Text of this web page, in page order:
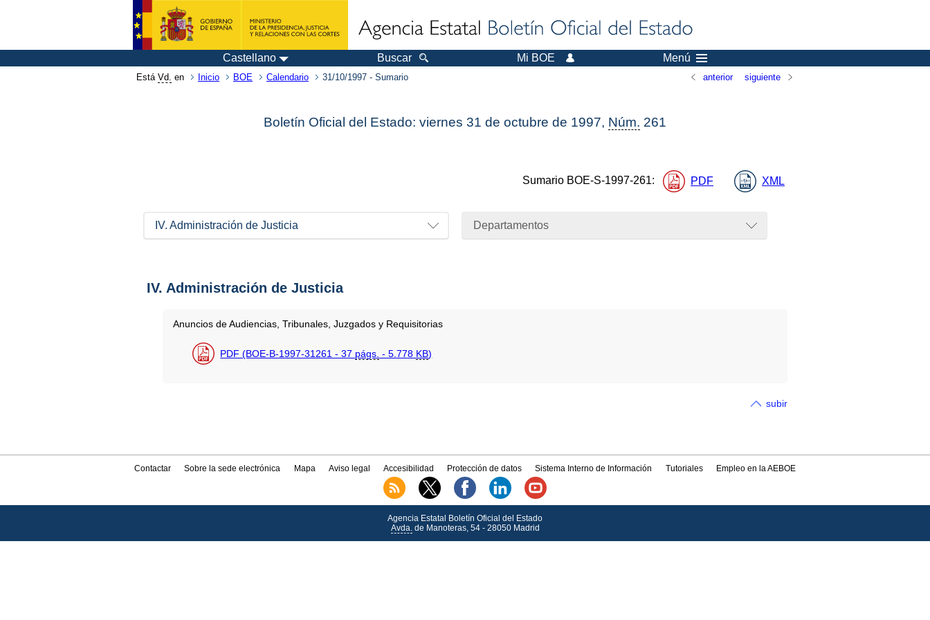
Castellano Buscar Mi BOE Menú
Está Vd. en Inicio BOE Calendario 31/10/1997 - Sumario anterior siguiente
Boletín Oficial del Estado: viernes 31 de octubre de 1997, Núm. 261
Sumario BOE-S-1997-261: PDF XML
IV. Administración de Justicia Departamentos
IV. Administración de Justicia
Anuncios de Audiencias, Tribunales, Juzgados y Requisitorias
PDF (BOE-B-1997-31261 - 37 págs. - 5.778 KB)
subir
Contactar Sobre la sede electrónica Mapa Aviso legal Accesibilidad Protección de datos Sistema Interno de Información Tutoriales Empleo en la AEBOE
Agencia Estatal Boletín Oficial del Estado
Avda.de Manoteras, 54 - 28050 Madrid